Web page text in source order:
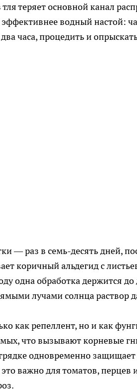
теряет основной канал
водный настой:
часа, процедить и
— раз в семь-десять дней,
коричный альдегид с
одна обработка держится
лучами солнца раствор
как репеллент, но и как
что вызывают корневые
одновременно
важно для томатов,